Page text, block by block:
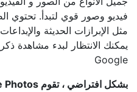
فيديو وصور قوي لتبدأ. تحتوي
مثل الإبرازات الحديثة
يمكنك الانتظار لبدء مشاهدة
Google